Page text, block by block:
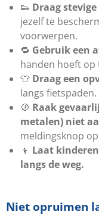
👟 Draag
jezelf te
voorwerpen.
🔁 Gebruik een
handen hoeft op
👕 Draag een
langs fietspaden.
🚯 Raak
metalen) niet
meldingsknop
👦 Laat
langs de weg.
Niet opruimen